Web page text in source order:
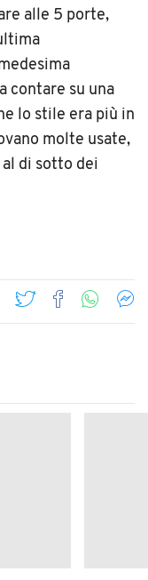
alle 5 porte,
contare su una
lo stile era più in
molte usate,
al di sotto dei